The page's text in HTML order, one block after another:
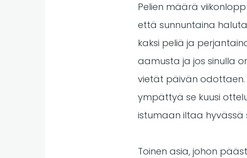
Pelien määrä
että sunnuntaina
kaksi peliä ja
aamusta ja jos sinulla
vietät päivän odottaen.
ympättyä se kuusi
istumaan iltaa hyvässä
Toinen asia, johon